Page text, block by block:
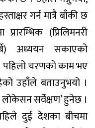
गर्न मात्रै बाँकी छ
(प्रिलिमनरी
अध्ययन सकाएको
पहिलो चरणको काम भए
उहाँले बताउनुभयो ।
सर्वेक्षण’ हुनेछ ।
दुई देशका बीचमा